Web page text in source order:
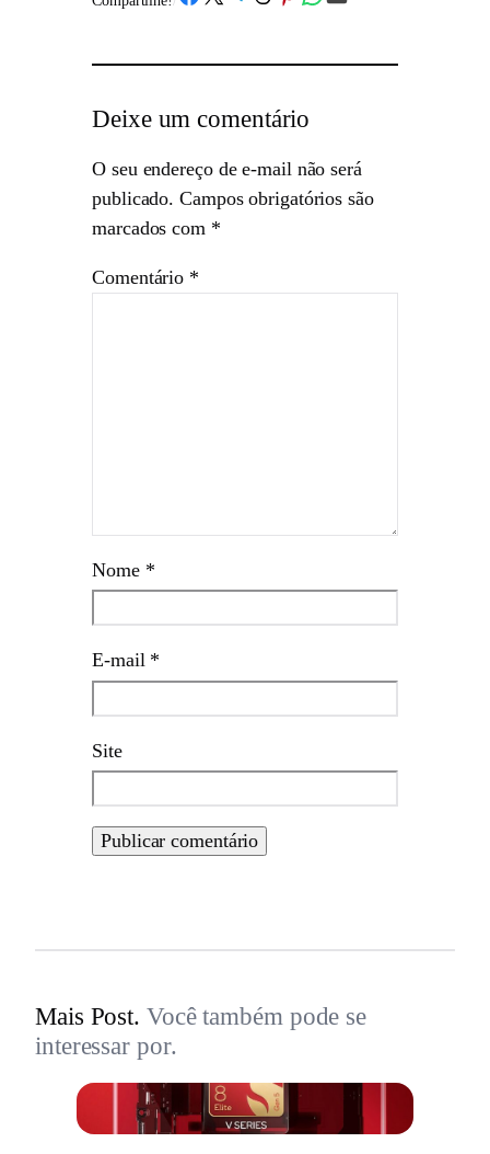
Deixe um comentário
O seu endereço de e-mail não será
publicado. Campos obrigatórios são
marcados com *
Comentário *
Nome *
E-mail *
Site
Mais Post. Você também pode se
interessar por.